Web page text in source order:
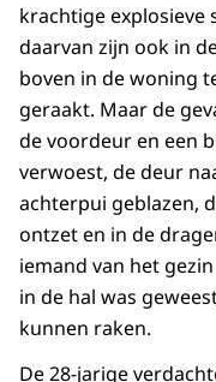
krachtige
daarvan zijn ook in
boven in de woning
geraakt. Maar de
de voordeur en een
verwoest, de deur
achterpui geblazen,
ontzet en in de
iemand van het
in de hal was
kunnen raken.
De 28-jarige